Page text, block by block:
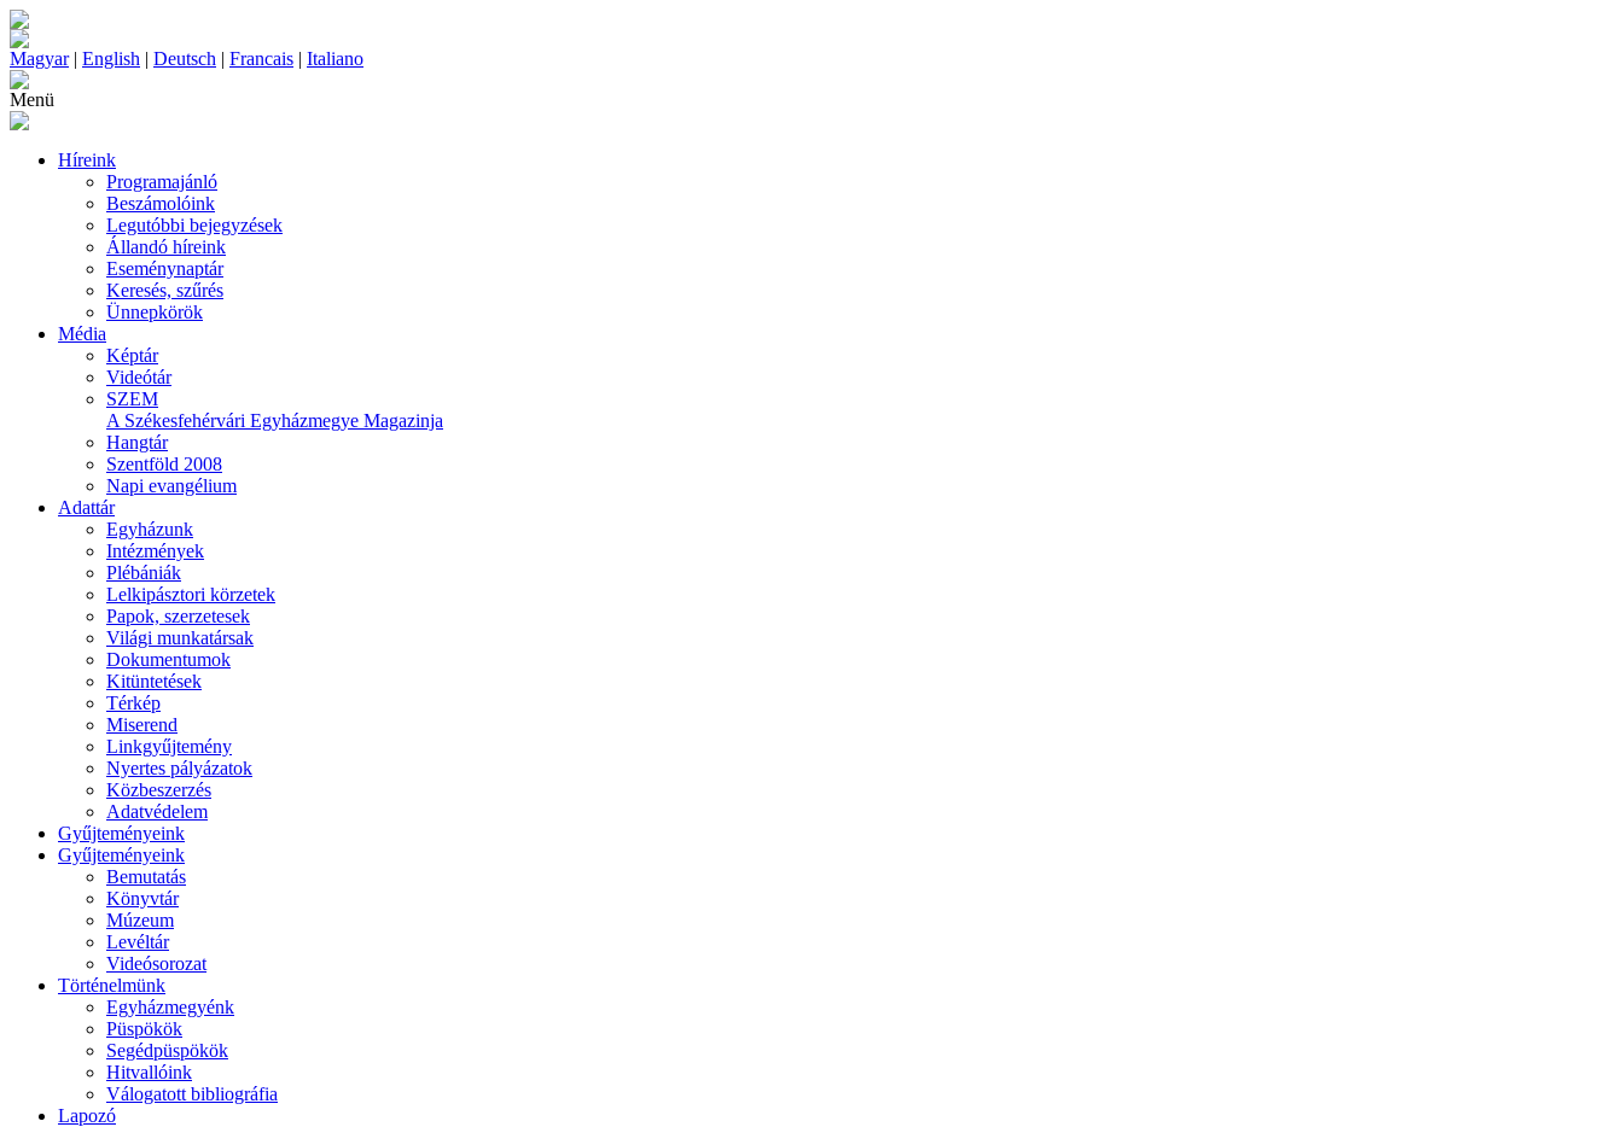
Magyar| English | Deutsch | Francais | Italiano
Menü
Híreink
Programajánló
Beszámolóink
Legutóbbi bejegyzések
Állandó híreink
Eseménynaptár
Keresés, szűrés
Ünnepkörök
Média
Képtár
Videótár
SZEM
A Székesfehérvári Egyházmegye Magazinja
Hangtár
Szentföld 2008
Napi evangélium
Adattár
Egyházunk
Intézmények
Plébániák
Lelkipásztori körzetek
Papok, szerzetesek
Világi munkatársak
Dokumentumok
Kitüntetések
Térkép
Miserend
Linkgyűjtemény
Nyertes pályázatok
Közbeszerzés
Adatvédelem
Gyűjteményeink
Gyűjteményeink
Bemutatás
Könyvtár
Múzeum
Levéltár
Videósorozat
Történelmünk
Egyházmegyénk
Püspökök
Segédpüspökök
Hitvallóink
Válogatott bibliográfia
Lapozó